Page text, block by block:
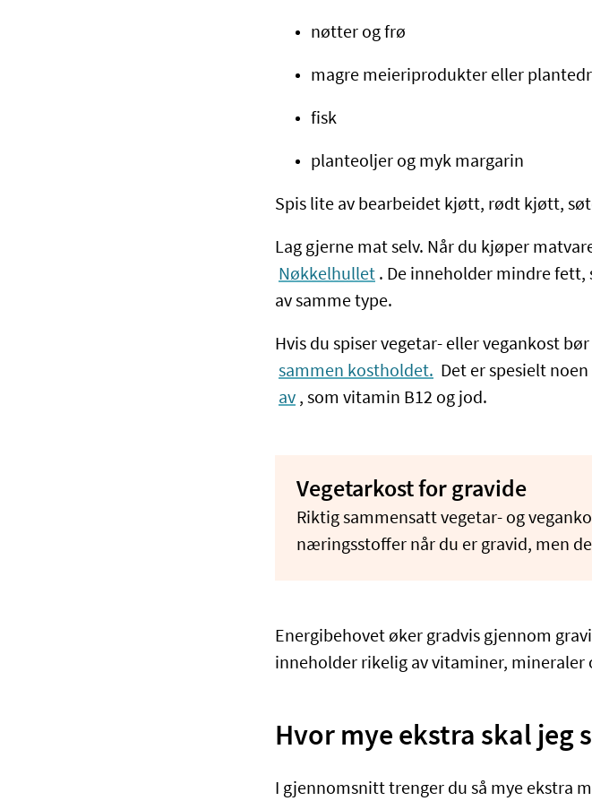
nøtter og frø
magre meieriprodukter eller
fisk
planteoljer og myk margarin
Spis lite av bearbeidet kjøtt, rødt kjøtt,
Lag gjerne mat selv. Når du kjøper
Nøkkelhullet . De inneholder mindre
av samme type.
Hvis du spiser vegetar- eller vegankost
sammen kostholdet. Det er spesielt noen
av , som vitamin B12 og jod.
Vegetarkost for gravide
Riktig sammensatt vegetar- og
næringsstoffer når du er gravid, men
Energibehovet øker gradvis gjennom
inneholder rikelig av vitaminer, mineraler
Hvor mye ekstra skal jeg
I gjennomsnitt trenger du så mye ekstra